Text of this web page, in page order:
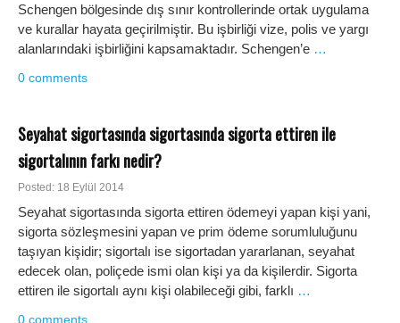
Schengen bölgesinde dış sınır kontrollerinde ortak uygulama
ve kurallar hayata geçirilmiştir. Bu işbirliği vize, polis ve yargı
alanlarındaki işbirliğini kapsamaktadır. Schengen’e …
0 comments
Seyahat sigortasında sigortasında sigorta ettiren ile
sigortalının farkı nedir?
Posted: 18 Eylül 2014
Seyahat sigortasında sigorta ettiren ödemeyi yapan kişi yani,
sigorta sözleşmesini yapan ve prim ödeme sorumluluğunu
taşıyan kişidir; sigortalı ise sigortadan yararlanan, seyahat
edecek olan, poliçede ismi olan kişi ya da kişilerdir. Sigorta
ettiren ile sigortalı aynı kişi olabileceği gibi, farklı …
0 comments